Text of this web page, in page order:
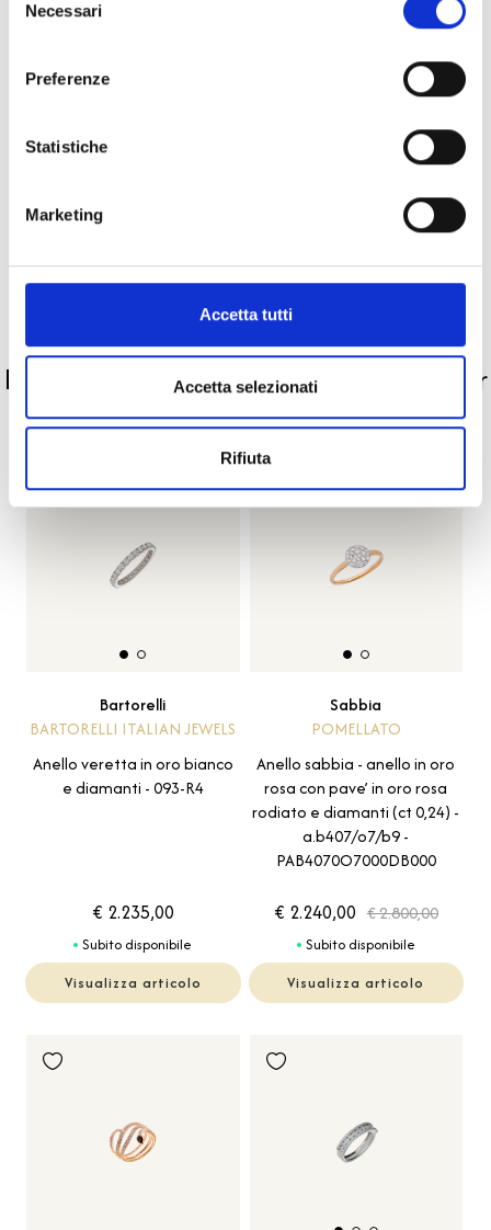
delNecessari
Preferenze
Statistiche
Marketing
Accetta tutti
Accetta selezionati
Rifiuta
Collezione
Descrizione
Pietre preziose
PRODOTTI SIMILI
La nostra selezione di prodotti scelti per
te
Bartorelli
BARTORELLI ITALIAN JEWELS
Anello veretta in oro bianco
e diamanti - 093-R4
€ 2.235,00
Subito disponibile
Visualizza articolo
-20%
Sabbia
POMELLATO
Anello sabbia - anello in oro
rosa con pave’ in oro rosa
rodiato e diamanti (ct 0,24) -
a.b407/o7/b9 -
PAB4070O7000DB000
€ 2.240,00 € 2.800,00
Subito disponibile
Visualizza articolo